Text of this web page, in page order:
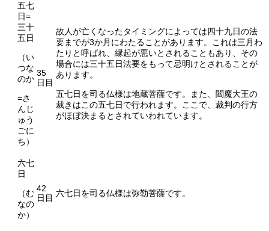
五七
日=
三十
五日
（い
つな
のか
=さ
んじ
ゅう
ごに
ち）
35
日目
故人が亡くなったタイミングによっては四十九日の法
要までが3か月にわたることがあります。これは三月わ
たりと呼ばれ、縁起が悪いとされることもあり、その
場合には三十五日法要をもって忌明けとされることが
あります。
五七日を司る仏様は地蔵菩薩です。また、閻魔大王の
裁きはこの五七日で行われます。ここで、裁判の行方
がほぼ決まるとされていわれています。
六七
日
（む
なの
か）
42
日目 六七日を司る仏様は弥勒菩薩です。